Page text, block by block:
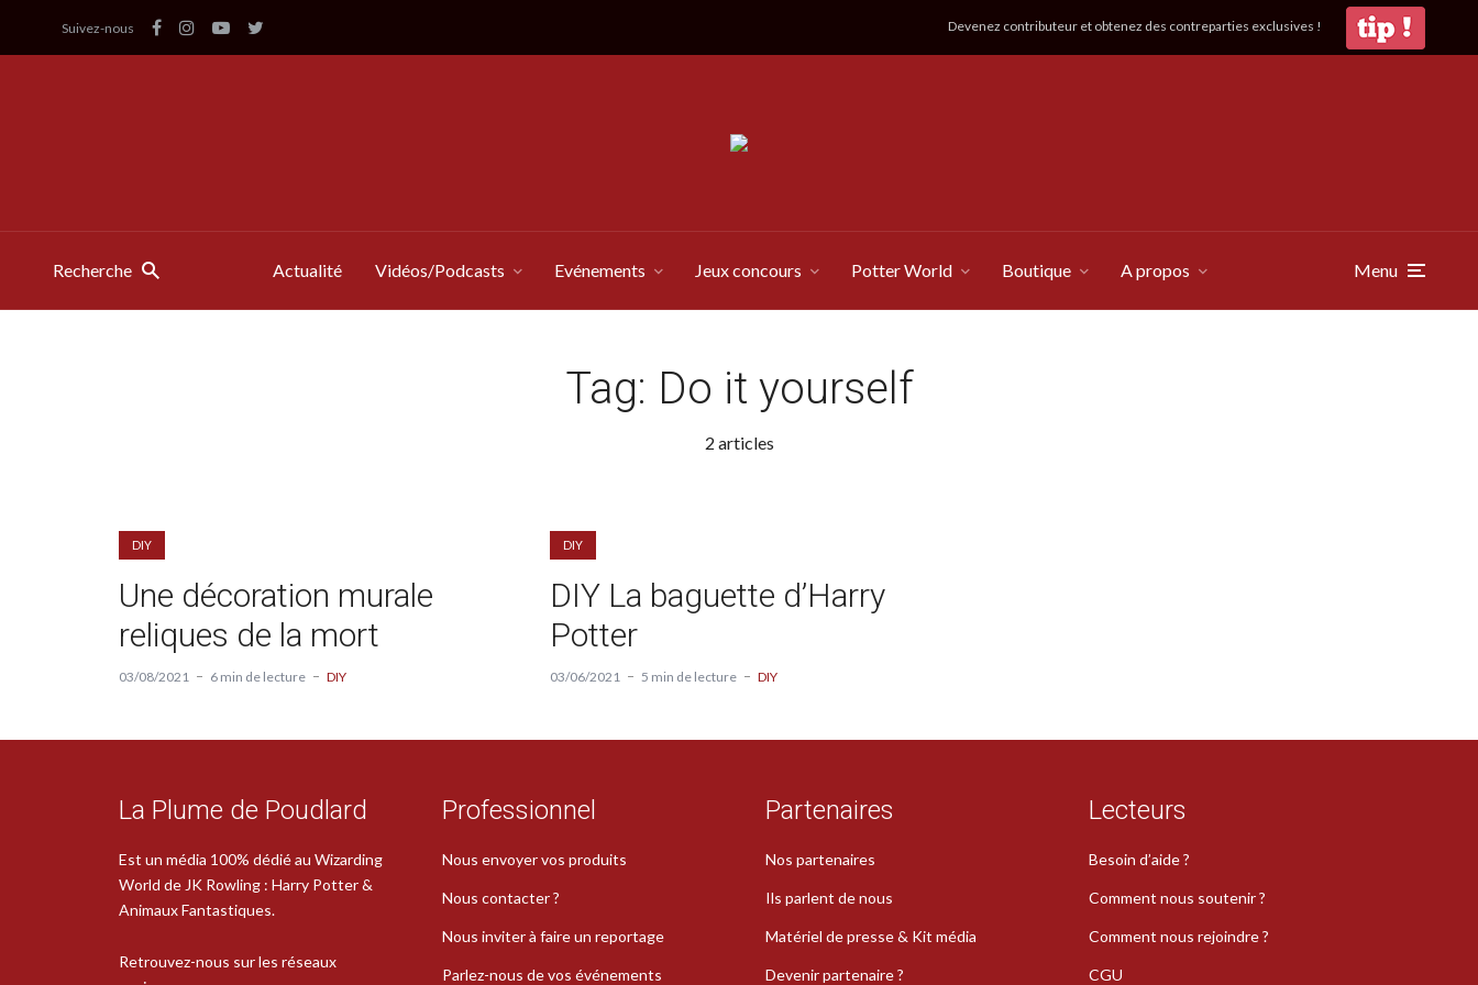
Suivez-nous Devenez contributeur et obtenez des contreparties exclusives !
Recherche Actualité Vidéos/Podcasts Evénements Jeux concours Potter World Boutique A propos Menu
Tag: Do it yourself
2 articles
DIY
Une décoration murale
reliques de la mort
03/08/2021 6 min de lecture DIY
DIY
DIY La baguette d’Harry
Potter
03/06/2021 5 min de lecture DIY
La Plume de Poudlard
Est un média 100% dédié au Wizarding
World de JK Rowling : Harry Potter &
Animaux Fantastiques.
Retrouvez-nous sur les réseaux
Professionnel
Nous envoyer vos produits
Nous contacter ?
Nous inviter à faire un reportage
Parlez-nous de vos événements
Partenaires
Nos partenaires
Ils parlent de nous
Matériel de presse & Kit média
Devenir partenaire ?
Lecteurs
Besoin d’aide ?
Comment nous soutenir ?
Comment nous rejoindre ?
CGU